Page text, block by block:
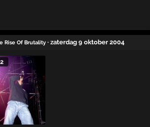
Rise Of Brutality · zaterdag 9 oktober 2004
2